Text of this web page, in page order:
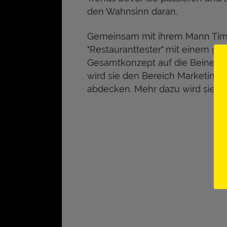
den Wahnsinn daran.
Gemeinsam mit ihrem Mann
"Restauranttester" mit einem
Gesamtkonzept auf die Beine
wird sie den Bereich Marketing,
abdecken. Mehr dazu wird sie